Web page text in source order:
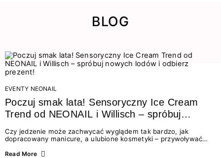
BLOG
EVENTY NEONAIL
Poczuj smak lata! Sensoryczny Ice Cream
Trend od NEONAIL i Willisch – spróbuj
nowych lodów i odbierz prezent!
Czy jedzenie może zachwycać wyglądem tak bardzo, jak
dopracowany manicure, a ulubione kosmetyki – przywoływać
świata beauty i oszałamiających deserów to coś więcej niż
Read More